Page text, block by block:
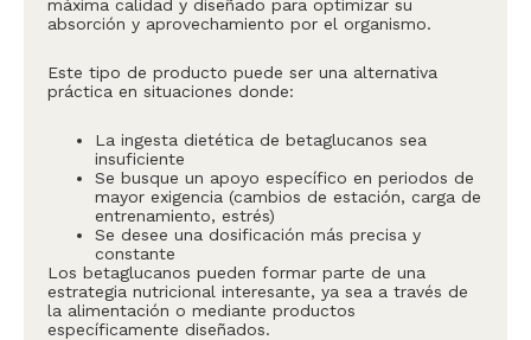
máxima calidad y diseñado para optimizar su
absorción y aprovechamiento por el organismo.
Este tipo de producto puede ser una alternativa
práctica en situaciones donde:
La ingesta dietética de betaglucanos sea
insuficiente
Se busque un apoyo específico en periodos de
mayor exigencia (cambios de estación, carga de
entrenamiento, estrés)
Se desee una dosificación más precisa y
constante
Los betaglucanos pueden formar parte de una
estrategia nutricional interesante, ya sea a través de
la alimentación o mediante productos
específicamente diseñados.